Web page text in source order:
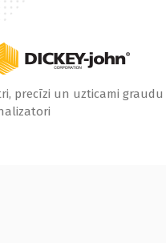
precīzi un uzticami